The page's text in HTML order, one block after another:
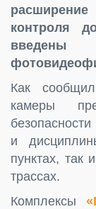
контроля
Как
камеры
и
пунктах, так
трассах.
Комплексы